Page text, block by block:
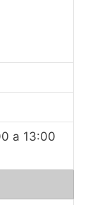
a 13:00